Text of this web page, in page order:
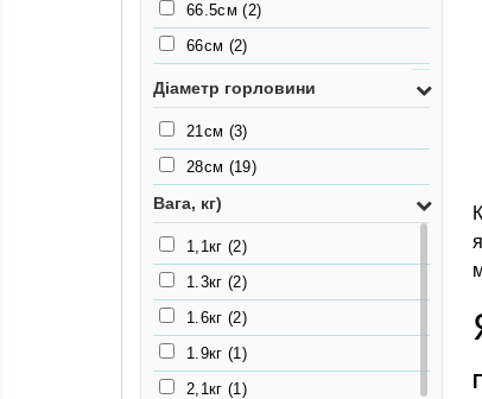
66.5см(2)
66см (2)
78.5см (1)
92см(1)
93см(2)
95мм(1)
Діаметр горловини
21см (3)
28см (19)
Вага, кг)
1,1кг (2)
1.3кг (2)
1.6кг (2)
1.9кг (1)
2,1кг (1)